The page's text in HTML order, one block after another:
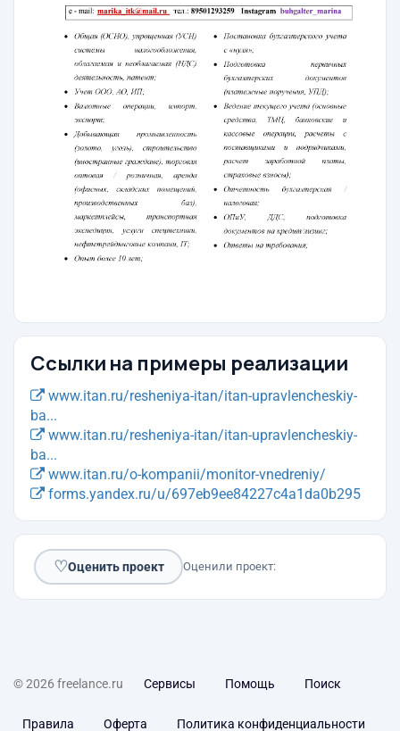
Ссылки на примеры реализации
www.itan.ru/resheniya-itan/itan-upravlencheskiy-
ba...
www.itan.ru/resheniya-itan/itan-upravlencheskiy-
ba...
www.itan.ru/o-kompanii/monitor-vnedreniy/
forms.yandex.ru/u/697eb9ee84227c4a1da0b295
♡Оценить проект Оценили проект:
© 2026 freelance.ru Сервисы Помощь Поиск
Правила Оферта Политика конфиденциальности